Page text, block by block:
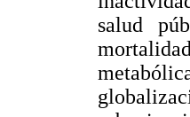
salud